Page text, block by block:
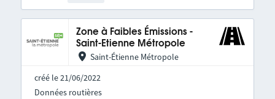
Zone à Faibles Émissions -
Saint-Etienne Métropole
Saint-Étienne Métropole
créé le 21/06/2022
Données routières